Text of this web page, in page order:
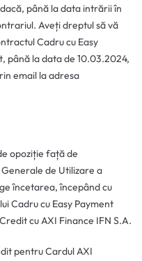
până la data intrării în
Aveți dreptul să vă
Cadru cu Easy
până la data de 10.03.2024,
email la adresa
opoziție față de
de Utilizare a
încetarea, începând cu
Cadru cu Easy Payment
cu AXI Finance IFN S.A.
pentru Cardul AXI